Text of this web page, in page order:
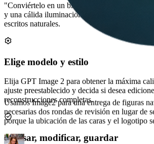
"Conviértelo en un brillante juguete 3D con el
y una cálida iluminación de estudio". GPT
escritos naturales.
Elige modelo y estilo
Elija GPT Image 2 para obtener la máxima
ajuste preestablecido y decida si desea
reconstrucciones completas.
Revisar, modificar, guardar
Puedo informar Image2 en un inglés sencillo y
variantes de anuncios utilizables. Todavía
finales, pero el 80 % de las opciones están